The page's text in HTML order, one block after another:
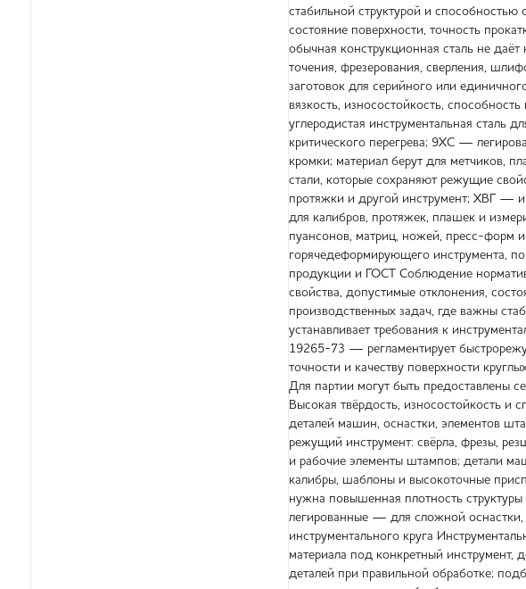
стабильной структурой и
состояние поверхности, точность
обычная конструкционная сталь не
точения, фрезерования, сверления,
заготовок для серийного или
вязкость, износостойкость,
углеродистая инструментальная сталь
критического перегрева; 9ХС —
кромки; материал берут для метчиков,
стали, которые сохраняют режущие
протяжки и другой инструмент; ХВГ —
для калибров, протяжек, плашек и
пуансонов, матриц, ножей, пресс-форм
горячедеформирующего инструмента,
продукции и ГОСТ Соблюдение
свойства, допустимые отклонения,
производственных задач, где важны
устанавливает требования к
19265-73 — регламентирует
точности и качеству поверхности
Для партии могут быть предоставлены
Высокая твёрдость, износостойкость и
деталей машин, оснастки, элементов
режущий инструмент: свёрла, фрезы,
и рабочие элементы штампов; детали
калибры, шаблоны и высокоточные
нужна повышенная плотность структуры
легированные — для сложной
инструментального круга
материала под конкретный инструмент,
деталей при правильной обработке;